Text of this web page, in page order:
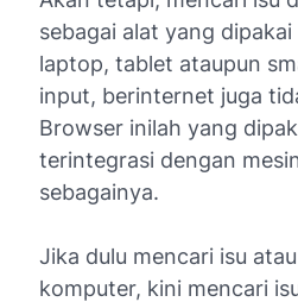
sebagai alat yang
laptop, tablet ataupun
input, berinternet juga
Browser inilah yang
terintegrasi dengan
sebagainya.
Jika dulu mencari isu
komputer, kini mencari